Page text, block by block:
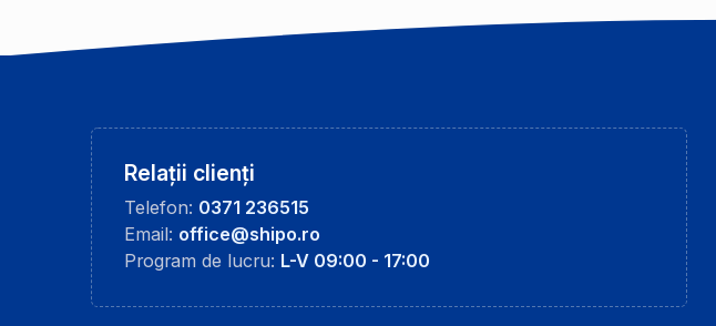
Relații clienți
Telefon: 0371 236515
Email: office@shipo.ro
Program de lucru: L-V 09:00 - 17:00